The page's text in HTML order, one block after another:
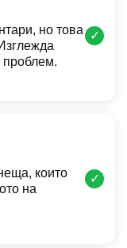
но това
проблем.
✓
които
на
✓